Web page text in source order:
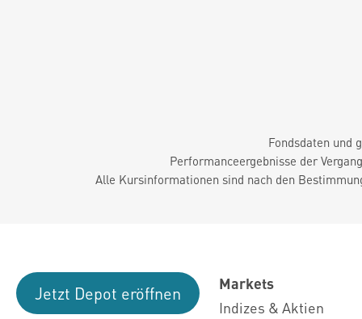
Fondsdaten und
Performanceergebnisse der
Alle Kursinformationen sind nach den
Jetzt Depot eröffnen
Markets
Indizes & Aktien